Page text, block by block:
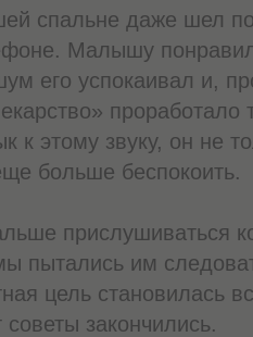
спальне даже шел
Малышу
его успокаивал и,
проработало
к этому звуку, он не
больше беспокоить.
прислушиваться
пытались им
цель становилась
закончились.